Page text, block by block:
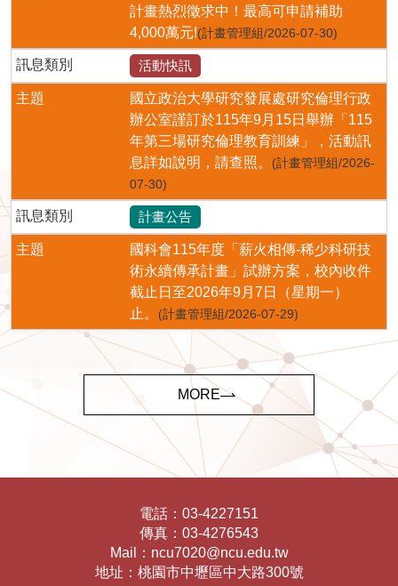
計畫熱烈徵求中！最高可申請補助
4,000萬元!(計畫管理組/2026-07-30)
訊息類別 活動快訊
主題
國立政治大學研究發展處研究倫理行政
辦公室謹訂於115年9月15日舉辦「115
年第三場研究倫理教育訓練」，活動訊
息詳如說明，請查照。
(計畫管理組/2026-
07-30)
訊息類別 計畫公告
主題
國科會115年度「薪火相傳-稀少科研技
術永續傳承計畫」試辦方案，校內收件
截止日至2026年9月7日（星期一）
止。
(計畫管理組/2026-07-29)
MORE
電話： 03-4227151
傳真： 03-4276543
Mail： ncu7020@ncu.edu.tw
地址： 桃園市中壢區中大路300號